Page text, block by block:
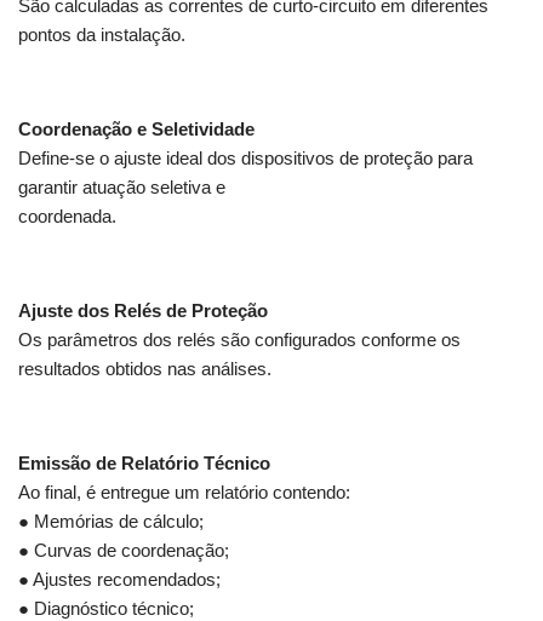
São calculadas as correntes de curto-circuito em diferentes
pontos da instalação.
Coordenação e Seletividade
Define-se o ajuste ideal dos dispositivos de proteção para
garantir atuação seletiva e
coordenada.
Ajuste dos Relés de Proteção
Os parâmetros dos relés são configurados conforme os
resultados obtidos nas análises.
Emissão de Relatório Técnico
Ao final, é entregue um relatório contendo:
● Memórias de cálculo;
● Curvas de coordenação;
● Ajustes recomendados;
● Diagnóstico técnico;